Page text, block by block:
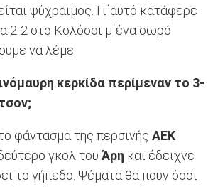
ψύχραιμος. Γι΄αυτό κατάφερε
2-2 στο Κολόσσι μ΄ένα σωρό
να λέμε.
κερκίδα περίμεναν το 3-
φάντασμα της περσινής ΑΕΚ
γκολ του Άρη και έδειχνε
το γήπεδο. Ψέματα θα πουν όσοι